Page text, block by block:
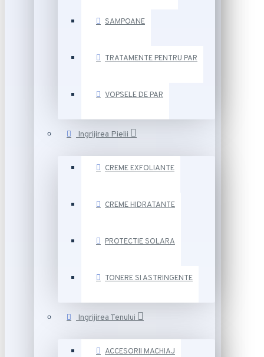
SAMPOANE
TRATAMENTE PENTRU PAR
VOPSELE DE PAR
Ingrijirea Pielii
CREME EXFOLIANTE
CREME HIDRATANTE
PROTECTIE SOLARA
TONERE SI ASTRINGENTE
Ingrijirea Tenului
ACCESORII MACHIAJ